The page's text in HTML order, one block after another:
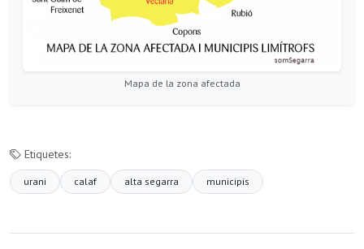
Mapa de la zona afectada
Etiquetes:
urani calaf alta segarra municipis